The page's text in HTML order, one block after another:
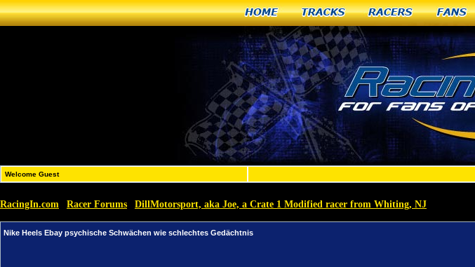
Home Tracks Racers Fans
Welcome Guest
RacingIn.com Racer Forums DillMotorsport, aka Joe, a Crate 1 Modified racer from Whiting, NJ
Nike Heels Ebay psychische Schwächen wie schlechtes Gedächtnis